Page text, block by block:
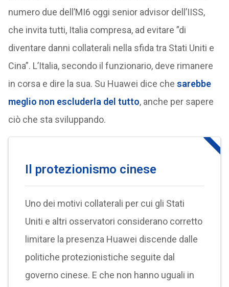
numero due dell’MI6 oggi senior advisor dell’IISS,
che invita tutti, Italia compresa, ad evitare ”di
diventare danni collaterali nella sfida tra Stati Uniti e
Cina”. L’Italia, secondo il funzionario, deve rimanere
in corsa e dire la sua. Su Huawei dice che sarebbe
meglio non escluderla del tutto, anche per sapere
ciò che sta sviluppando.
Il protezionismo cinese
Uno dei motivi collaterali per cui gli Stati
Uniti e altri osservatori considerano corretto
limitare la presenza Huawei discende dalle
politiche protezionistiche seguite dal
governo cinese. E che non hanno uguali in